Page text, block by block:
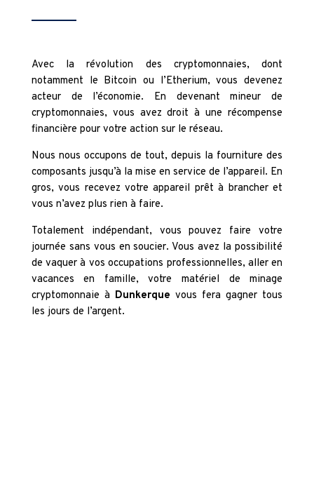
Avec la révolution des cryptomonnaies, dont
notamment le Bitcoin ou l’Etherium, vous devenez
acteur de l’économie. En devenant mineur de
cryptomonnaies, vous avez droit à une récompense
financière pour votre action sur le réseau.
Nous nous occupons de tout, depuis la fourniture des
composants jusqu’à la mise en service de l’appareil. En
gros, vous recevez votre appareil prêt à brancher et
vous n’avez plus rien à faire.
Totalement indépendant, vous pouvez faire votre
journée sans vous en soucier. Vous avez la possibilité
de vaquer à vos occupations professionnelles, aller en
vacances en famille, votre matériel de minage
cryptomonnaie à Dunkerque vous fera gagner tous
les jours de l’argent.